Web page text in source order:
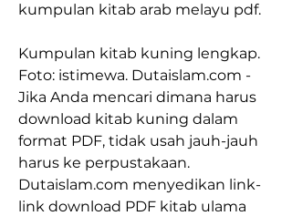
kumpulan kitab arab melayu pdf.
Kumpulan kitab kuning lengkap.
Foto: istimewa. Dutaislam.com -
Jika Anda mencari dimana harus
download kitab kuning dalam
format PDF, tidak usah jauh-jauh
harus ke perpustakaan.
Dutaislam.com menyedikan link-
link download PDF kitab ulama